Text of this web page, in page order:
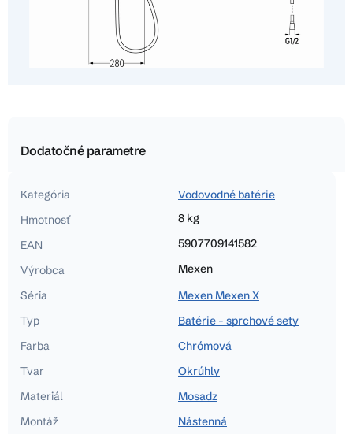
Dodatočné parametre
Kategória
Vodovodné batérie
Hmotnosť
8 kg
EAN
5907709141582
Výrobca
Mexen
Séria
Mexen Mexen X
Typ
Batérie - sprchové sety
Farba
Chrómová
Tvar
Okrúhly
Materiál
Mosadz
Montáž
Nástenná